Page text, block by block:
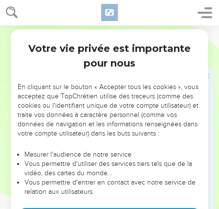
Apocalypse 10
pas. »
Alors l'ange que j'avais vu debout sur la mer et sur la terre
leva sa main [droite] vers le ciel
et jura par celui qui vit aux siècles des siècles, qui a créé le
ciel et ce qui s'y trouve, la terre et ce qui s'y trouve ainsi que
la mer et ce qui s'y trouve : « Il n'y aura plus de délai,
mais quand viendront les jours où l'on entendra le
septième ange sonner de la trompette, le mystère de Dieu
s'accomplira, comme il l'a annoncé à ses serviteurs les
prophètes. »
La voix que j'avais entendue du ciel me parla de nouveau
l'ange qui se tient debout sur la mer et sur la terre. »
J'allai donc vers l'ange et lui demandai de me donner le
petit livre. Il me dit : « Prends-le et avale-le ; il sera amer dans
ton ventre, mais dans ta bouche il sera doux comme du
Votre vie privée est importante
pour nous
En cliquant sur le bouton « Accepter tous les cookies », vous
acceptez que TopChrétien utilise des traceurs (comme des
cookies ou l'identifiant unique de votre compte utilisateur) et
traite vos données à caractère personnel (comme vos
données de navigation et les informations renseignées dans
votre compte utilisateur) dans les buts suivants :
Mesurer l'audience de notre service
Vous permettre d'utiliser des services tiers tels que de la
vidéo, des cartes du monde…
Vous permettre d'entrer en contact avec notre service de
relation aux utilisateurs.